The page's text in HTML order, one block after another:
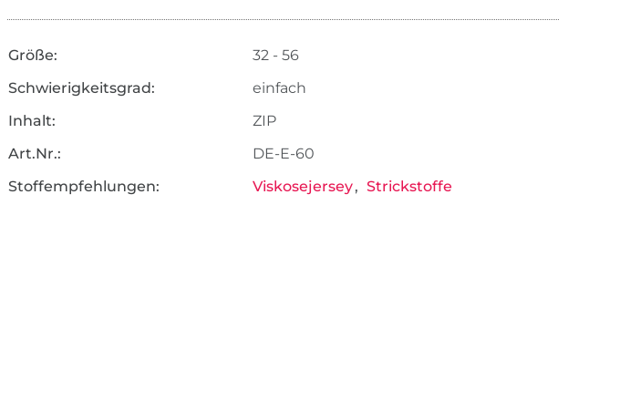
Größe:
32 - 56
Schwierigkeitsgrad:
einfach
Inhalt:
ZIP
Art.Nr.:
DE-E-60
Stoffempfehlungen:
Viskosejersey Strickstoffe